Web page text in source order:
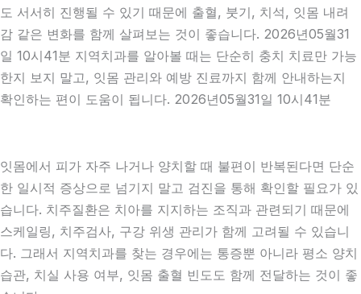
도 서서히 진행될 수 있기 때문에 출혈, 붓기, 치석, 잇몸 내려
감 같은 변화를 함께 살펴보는 것이 좋습니다. 2026년05월31
일 10시41분 지역치과를 알아볼 때는 단순히 충치 치료만 가능
한지 보지 말고, 잇몸 관리와 예방 진료까지 함께 안내하는지
확인하는 편이 도움이 됩니다. 2026년05월31일 10시41분
잇몸에서 피가 자주 나거나 양치할 때 불편이 반복된다면 단순
한 일시적 증상으로 넘기지 말고 검진을 통해 확인할 필요가 있
습니다. 치주질환은 치아를 지지하는 조직과 관련되기 때문에
스케일링, 치주검사, 구강 위생 관리가 함께 고려될 수 있습니
다. 그래서 지역치과를 찾는 경우에는 통증뿐 아니라 평소 양치
습관, 치실 사용 여부, 잇몸 출혈 빈도도 함께 전달하는 것이 좋